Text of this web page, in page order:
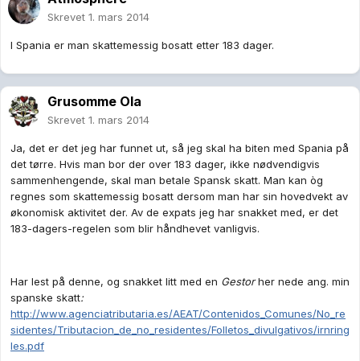
Skrevet 1. mars 2014
I Spania er man skattemessig bosatt etter 183 dager.
Grusomme Ola
Skrevet 1. mars 2014
Ja, det er det jeg har funnet ut, så jeg skal ha biten med Spania på
det tørre. Hvis man bor der over 183 dager, ikke nødvendigvis
sammenhengende, skal man betale Spansk skatt. Man kan òg
regnes som skattemessig bosatt dersom man har sin hovedvekt av
økonomisk aktivitet der. Av de expats jeg har snakket med, er det
183-dagers-regelen som blir håndhevet vanligvis.
Har lest på denne, og snakket litt med en Gestorher nede ang. min
spanske skatt:
http://www.agenciatributaria.es/AEAT/Contenidos_Comunes/No_re
sidentes/Tributacion_de_no_residentes/Folletos_divulgativos/irnring
les.pdf